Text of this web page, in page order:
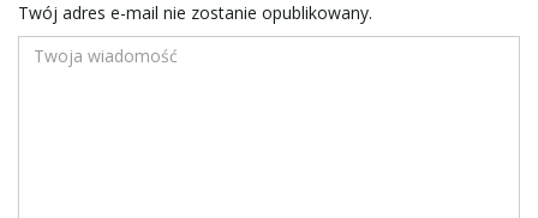
Twój adres e-mail nie zostanie opublikowany.